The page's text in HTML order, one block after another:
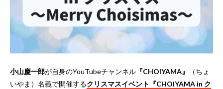
小山慶一郎が自身のYouTubeチャンネル 『CHOIYAMA』
（ちょ
いやま）名義で開催するクリスマスイベント『CHOIYAMA in ク